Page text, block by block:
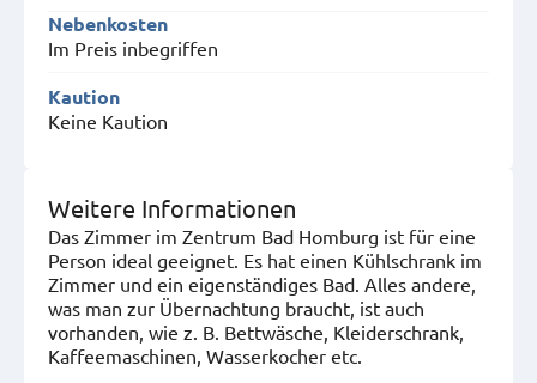
Nebenkosten
Im Preis inbegriffen
Kaution
Keine Kaution
Weitere Informationen
Das Zimmer im Zentrum Bad Homburg ist für eine
Person ideal geeignet. Es hat einen Kühlschrank im
Zimmer und ein eigenständiges Bad. Alles andere,
was man zur Übernachtung braucht, ist auch
vorhanden, wie z. B. Bettwäsche, Kleiderschrank,
Kaffeemaschinen, Wasserkocher etc.